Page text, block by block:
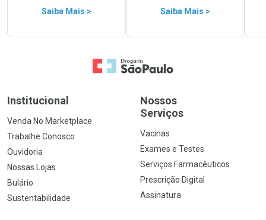
Saiba Mais > Saiba Mais >
Ir para a Home
Institucional
Venda No Marketplace
Trabalhe Conosco
Ouvidoria
Nossas Lojas
Bulário
Sustentabilidade
Nossos
Serviços
Vacinas
Exames e Testes
Serviços Farmacêuticos
Prescrição Digital
Assinatura